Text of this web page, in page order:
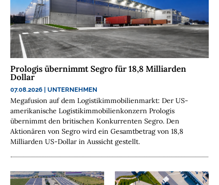
N
A
C
H
A
G
K
E
Prologis übernimmt Segro für 18,8 Milliarden
Dollar
07.08.2026 |UNTERNEHMEN
Megafusion auf dem Logistikimmobilienmarkt: Der US-
amerikanische Logistikimmobilienkonzern Prologis
übernimmt den britischen Konkurrenten Segro. Den
Aktionären von Segro wird ein Gesamtbetrag von 18,8
Milliarden US-Dollar in Aussicht gestellt.